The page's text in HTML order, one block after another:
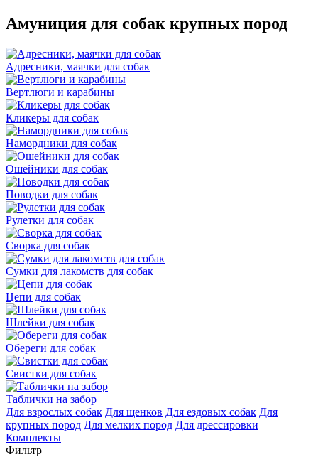
Амуниция для собак крупных пород
Адресники, маячки для собак
Вертлюги и карабины
Кликеры для собак
Намордники для собак
Ошейники для собак
Поводки для собак
Рулетки для собак
Сворка для собак
Сумки для лакомств для собак
Цепи для собак
Шлейки для собак
Обереги для собак
Свистки для собак
Таблички на забор
Для взрослых собак Для щенков Для ездовых собак Для
крупных пород Для мелких пород Для дрессировки
Комплекты
Фильтр